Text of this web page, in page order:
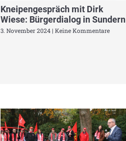
Kneipengespräch mit Dirk
Wiese: Bürgerdialog in Sundern
3. November 2024 Keine Kommentare